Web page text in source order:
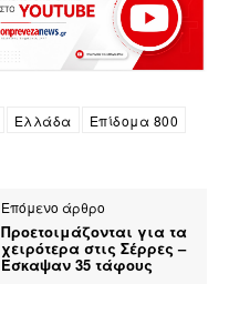
Ελλάδα
Επίδομα 800
Επόμενο άρθρο
Προετοιμάζονται για τα
χειρότερα στις Σέρρες –
Έσκαψαν 35 τάφους